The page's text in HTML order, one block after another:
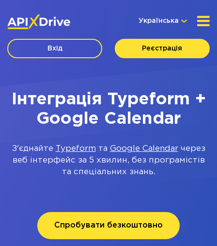
Українська
Вхід Реєстрація
Інтеграція Typeform +
Google Calendar
З'єднайте Typeform та Google Calendarчерез
веб інтерфейс за 5 хвилин, без програмістів
та спеціальних знань.
Спробувати безкоштовно